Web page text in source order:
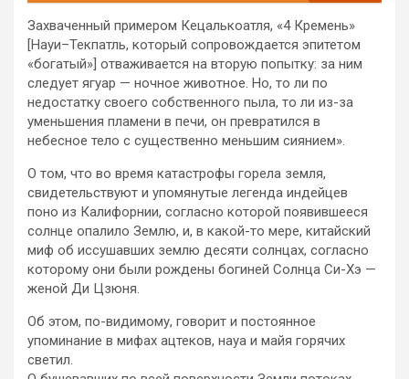
Захваченный примером Кецалькоатля, «4 Кремень»
[Науи–Текпатль, который сопровождается эпитетом
«богатый»] отваживается на вторую попытку: за ним
следует ягуар — ночное животное. Но, то ли по
недостатку своего собственного пыла, то ли из-за
уменьшения пламени в печи, он превратился в
небесное тело с существенно меньшим сиянием».
О том, что во время катастрофы горела земля,
свидетельствуют и упомянутые легенда индейцев
поно из Калифорнии, согласно которой появившееся
солнце опалило Землю, и, в какой-то мере, китайский
миф об иссушавших землю десяти солнцах, согласно
которому они были рождены богиней Солнца Си-Хэ —
женой Ди Цзюня.
Об этом, по-видимому, говорит и постоянное
упоминание в мифах ацтеков, науа и майя горячих
светил.